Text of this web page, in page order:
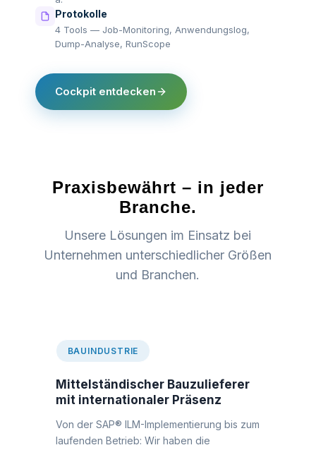
Protokolle
4 Tools — Job-Monitoring, Anwendungslog,
Dump-Analyse, RunScope
Cockpit entdecken
Praxisbewährt – in jeder
Branche.
Unsere Lösungen im Einsatz bei
Unternehmen unterschiedlicher Größen
und Branchen.
BAUINDUSTRIE
Mittelständischer Bauzulieferer
mit internationaler Präsenz
Von der SAP® ILM-Implementierung bis zum
laufenden Betrieb: Wir haben die